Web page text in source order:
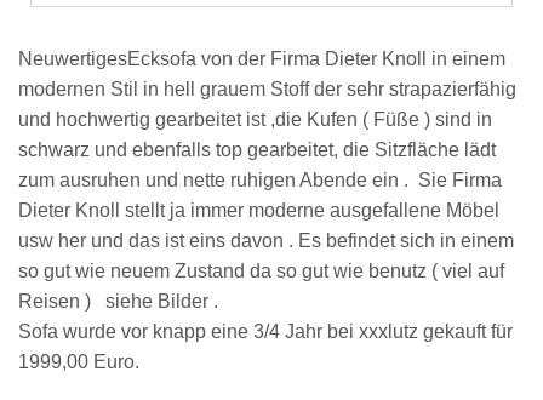
NeuwertigesEcksofa von der Firma Dieter Knoll in einem
modernen Stil in hell grauem Stoff der sehr strapazierfähig
und hochwertig gearbeitet ist ,die Kufen ( Füße ) sind in
schwarz und ebenfalls top gearbeitet, die Sitzfläche lädt
zum ausruhen und nette ruhigen Abende ein . Sie Firma
Dieter Knoll stellt ja immer moderne ausgefallene Möbel
usw her und das ist eins davon . Es befindet sich in einem
so gut wie neuem Zustand da so gut wie benutz ( viel auf
Reisen ) siehe Bilder .
Sofa wurde vor knapp eine 3/4 Jahr bei xxxlutz gekauft für
1999,00 Euro.